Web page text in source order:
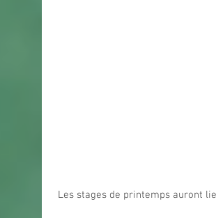
Les stages de printemps auront